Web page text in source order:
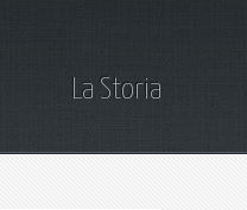
La Storia